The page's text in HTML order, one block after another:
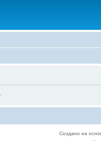
Создано на